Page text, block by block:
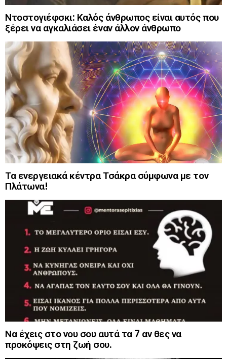
Ντοστογιέφσκι: Καλός άνθρωπος είναι αυτός που
ξέρει να αγκαλιάσει έναν άλλον άνθρωπο
Τα ενεργειακά κέντρα Τσάκρα σύμφωνα με τον
Πλάτωνα!
Να έχεις στο νου σου αυτά τα 7 αν θες να
προκόψεις στη ζωή σου.